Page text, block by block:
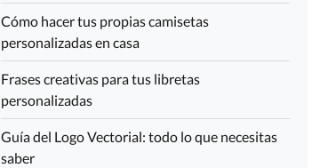
Cómo hacer tus propias camisetas
personalizadas en casa
Frases creativas para tus libretas
personalizadas
Guía del Logo Vectorial: todo lo que necesitas
saber